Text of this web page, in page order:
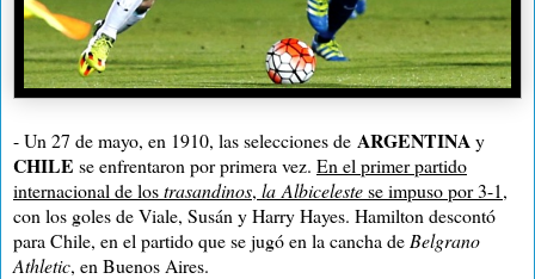
- Un 27 de mayo, en 1910, las selecciones de ARGENTINAy
CHILE se enfrentaron por primera vez. En el primer partido
internacional de lostrasandinos, la Albicelestese impuso por3-1,
con los goles de Viale, Susán y Harry Hayes. Hamilton descontó
para Chile, en el partido que se jugó en la cancha de Belgrano
Athletic, en Buenos Aires.